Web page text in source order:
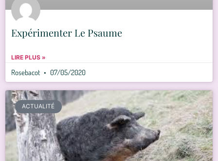
Expérimenter Le Psaume
LIRE PLUS »
Rosebacot 07/05/2020
ACTUALITÉ